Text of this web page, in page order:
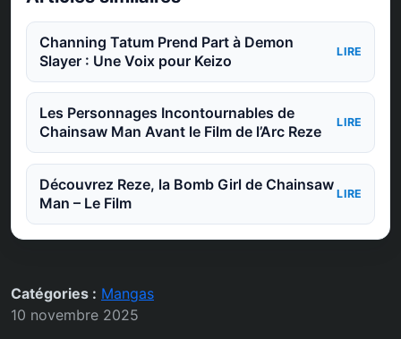
Channing Tatum Prend Part à Demon
Slayer : Une Voix pour Keizo
LIRE
Les Personnages Incontournables de
Chainsaw Man Avant le Film de l’Arc Reze
LIRE
Découvrez Reze, la Bomb Girl de Chainsaw
Man – Le Film
LIRE
Catégories : Mangas
10 novembre 2025